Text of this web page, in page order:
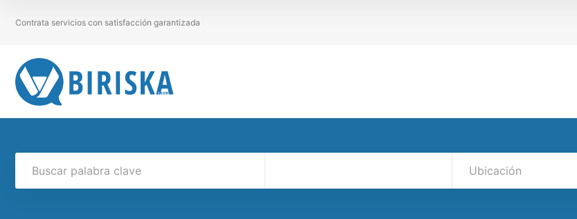
Contrata servicios con satisfacción garantizada